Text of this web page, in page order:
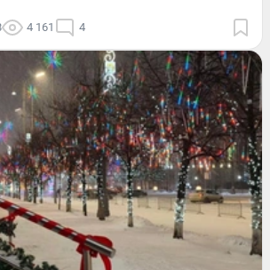
4 161 4